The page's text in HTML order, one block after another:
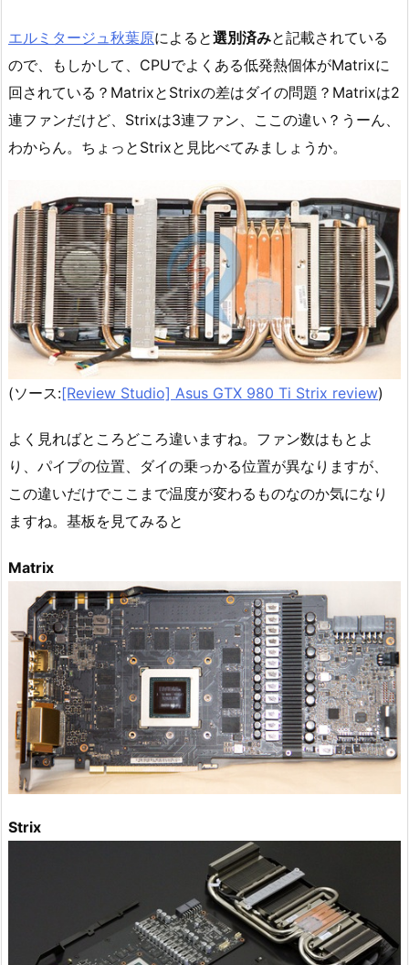
エルミタージュ秋葉原によると選別済みと記載されている
ので、もしかして、CPUでよくある低発熱個体がMatrixに
回されている？MatrixとStrixの差はダイの問題？Matrixは2
連ファンだけど、Strixは3連ファン、ここの違い？うーん、
わからん。ちょっとStrixと見比べてみましょうか。
(ソース:[Review Studio] Asus GTX 980 Ti Strix review)
よく見ればところどころ違いますね。ファン数はもとよ
り、パイプの位置、ダイの乗っかる位置が異なりますが、
この違いだけでここまで温度が変わるものなのか気になり
ますね。基板を見てみると
Matrix
Strix